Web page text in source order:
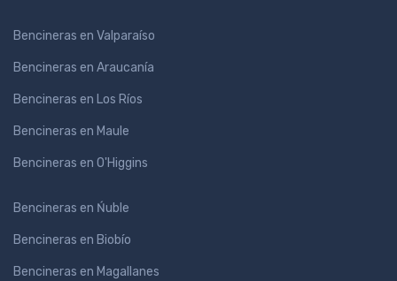
Bencineras en Valparaíso
Bencineras en Araucanía
Bencineras en Los Ríos
Bencineras en Maule
Bencineras en O'Higgins
Bencineras en Ńuble
Bencineras en Biobío
Bencineras en Magallanes